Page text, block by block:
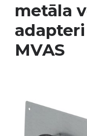
metāla
MVAS